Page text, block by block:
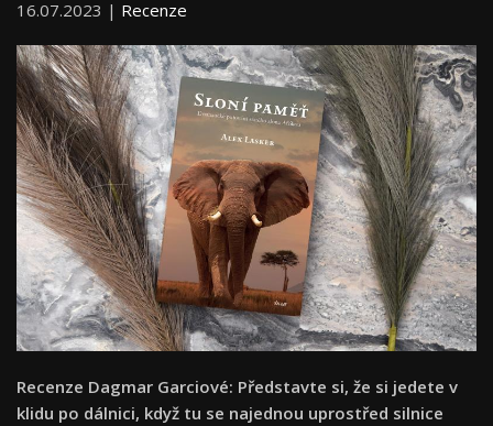
16.07.2023 | Recenze
Recenze Dagmar Garciové: Představte si, že si jedete v
klidu po dálnici, když tu se najednou uprostřed silnice